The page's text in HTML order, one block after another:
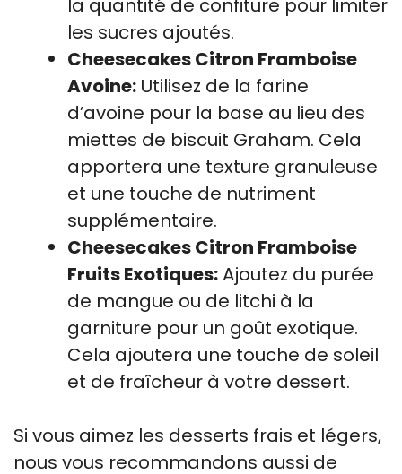
la quantité de confiture pour limiter
les sucres ajoutés.
Cheesecakes Citron Framboise
Avoine: Utilisez de la farine
d’avoine pour la base au lieu des
miettes de biscuit Graham. Cela
apportera une texture granuleuse
et une touche de nutriment
supplémentaire.
Cheesecakes Citron Framboise
Fruits Exotiques:Ajoutez du purée
de mangue ou de litchi à la
garniture pour un goût exotique.
Cela ajoutera une touche de soleil
et de fraîcheur à votre dessert.
Si vous aimez les desserts frais et légers,
nous vous recommandons aussi de